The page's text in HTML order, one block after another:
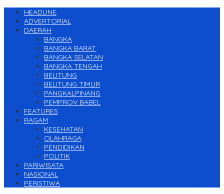
HEADLINE
ADVERTORIAL
DAERAH
BANGKA
BANGKA BARAT
BANGKA SELATAN
BANGKA TENGAH
BELITUNG
BELITUNG TIMUR
PANGKALPINANG
PEMPROV BABEL
FEATURES
RAGAM
KESEHATAN
OLAHRAGA
PENDIDIKAN
POLITIK
PARIWISATA
NASIONAL
PERISTIWA